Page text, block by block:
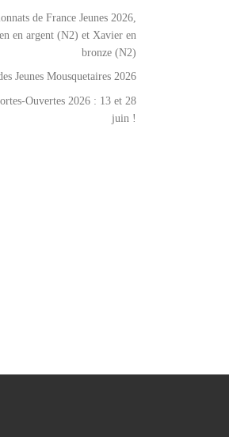
de France Jeunes 2026,
en argent (N2) et Xavier en
bronze (N2)
Jeunes Mousquetaires 2026
Ouvertes 2026 : 13 et 28
juin !